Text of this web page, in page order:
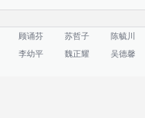
顾诵芬 苏哲子 陈毓川
李幼平 魏正耀 吴德馨